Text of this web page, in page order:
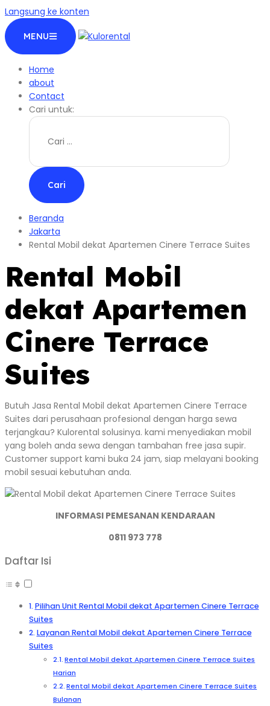
Langsung ke konten
MENU
Home
about
Contact
Cari untuk:
Beranda
Jakarta
Rental Mobil dekat Apartemen Cinere Terrace Suites
Rental Mobil
dekat Apartemen
Cinere Terrace
Suites
Butuh Jasa Rental Mobil dekat Apartemen Cinere Terrace
Suites dari perusahaan profesional dengan harga sewa
terjangkau? Kulorental solusinya. kami menyediakan mobil
yang boleh anda sewa dengan tambahan free jasa supir.
Customer support kami buka 24 jam, siap melayani booking
mobil sesuai kebutuhan anda.
INFORMASI PEMESANAN KENDARAAN
0811 973 778
Daftar Isi
Pilihan Unit Rental Mobil dekat Apartemen Cinere Terrace
Suites
Layanan Rental Mobil dekat Apartemen Cinere Terrace
Suites
Rental Mobil dekat Apartemen Cinere Terrace Suites
Harian
Rental Mobil dekat Apartemen Cinere Terrace Suites
Bulanan